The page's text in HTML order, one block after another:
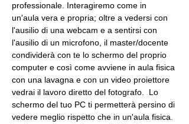
professionale. Interagiremo come in
un'aula vera e propria; oltre a vedersi con
l'ausilio di una webcam e a sentirsi con
l'ausilio di un microfono, il master/docente
condividerà con te lo schermo del proprio
computer e così come avviene in aula fisica
con una lavagna e con un video proiettore
vedrai il lavoro diretto del fotografo.  Lo
schermo del tuo PC ti permetterà persino di
vedere meglio rispetto che in un'aula fisica.